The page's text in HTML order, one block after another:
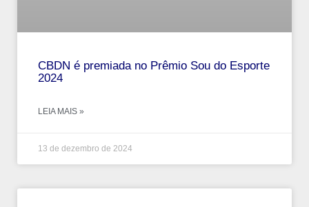
CBDN é premiada no Prêmio Sou do Esporte
2024
LEIA MAIS »
13 de dezembro de 2024